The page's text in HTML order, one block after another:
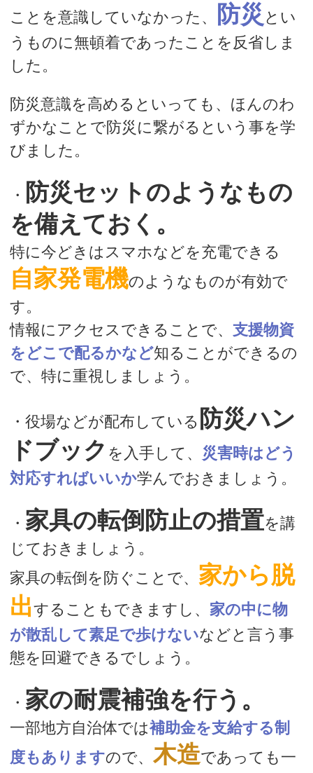
ことを意識していなかった、
防災 とい
うものに無頓着であったことを反省しま
した。
防災意識を高めるといっても、ほんのわ
ずかなことで防災に繋がるという事を学
びました。
・ 防災セットのようなもの
を備えておく。
特に今どきはスマホなどを充電できる
自家発電機のようなものが有効で
す。
情報にアクセスできることで、 支援物資
をどこで配るかなど知ることができるの
で、特に重視しましょう。
・役場などが配布している 防災ハン
ドブック を入手して、 災害時はどう
対応すればいいか学んでおきましょう。
・ 家具の転倒防止の措置を講
じておきましょう。
家具の転倒を防ぐことで、 家から脱
出することもできますし、 家の中に物
が散乱して素足で歩けないなどと言う事
態を回避できるでしょう。
・ 家の耐震補強を行う。
一部地方自治体では補助金を支給する制
度もありますので、 木造であっても一